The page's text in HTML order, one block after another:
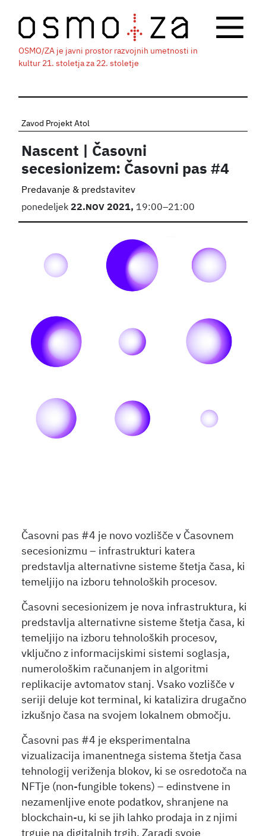
OSMO/ZA je javni prostor razvojnih umetnosti in
kultur 21. stoletja za 22. stoletje
Zavod Projekt Atol
Nascent | Časovni
secesionizem: Časovni pas #4
Predavanje & predstavitev
ponedeljek22. NOV2021, 19:00–21:00
Časovni pas #4 je novo vozlišče v Časovnem
secesionizmu – infrastrukturi katera
predstavlja alternativne sisteme štetja časa, ki
temeljijo na izboru tehnoloških procesov.
Časovni secesionizem je nova infrastruktura, ki
predstavlja alternativne sisteme štetja časa, ki
temeljijo na izboru tehnoloških procesov,
vključno z informacijskimi sistemi soglasja,
numerološkim računanjem in algoritmi
replikacije avtomatov stanj. Vsako vozlišče v
seriji deluje kot terminal, ki katalizira drugačno
izkušnjo časa na svojem lokalnem območju.
Časovni pas #4 je eksperimentalna
vizualizacija imanentnega sistema štetja časa
tehnologij veriženja blokov, ki se osredotoča na
NFTje (non-fungible tokens) – edinstvene in
nezamenljive enote podatkov, shranjene na
blockchain-u, ki se jih lahko prodaja in z njimi
trguje na digitalnih trgih. Zaradi svoje